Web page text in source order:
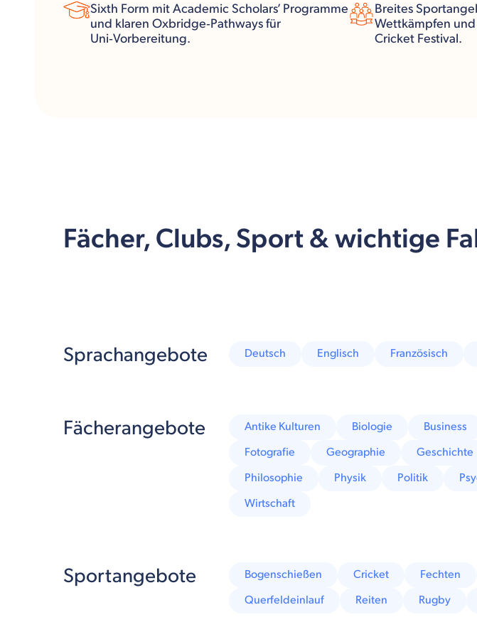
Sixth Form mit Academic Scholars’ Programme
und klaren Oxbridge‑Pathways für
Uni‑Vorbereitung.
Breites
Wettkämpfen und
Cricket Festival.
Fächer, Clubs, Sport & wichtige
Sprachangebote Deutsch Englisch Französisch
Fächerangebote Antike Kulturen Biologie Business
Fotografie
Geographie Geschichte
Philosophie
Physik Politik
Wirtschaft
Sportangebote Bogenschießen Cricket Fechten
Querfeldeinlauf
Reiten Rugby